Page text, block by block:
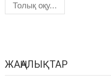
Толық оқу...
ЖАҢАЛЫҚТАР